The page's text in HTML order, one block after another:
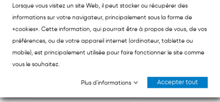
GALLIA GALLIA
Lorsque vous visitez un site Web, il peut stocker ou récupérer des
informations sur votre navigateur, principalement sous la forme de
«cookies». Cette information, qui pourrait être à propos de vous, de vos
préférences, ou de votre appareil internet (ordinateur, tablette ou
mobile), est principalement utilisée pour faire fonctionner le site comme
vous le souhaitez.
Plus d'informations Accepter tout